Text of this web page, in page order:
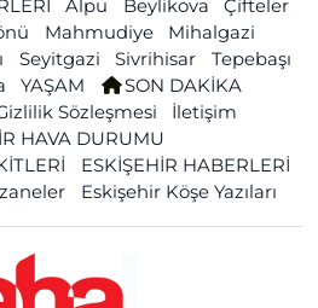
Alpu Beylikova
Çifteler
Mahmudiye
Mihalgazi
Seyitgazi Sivrihisar
Tepebaşı
YAŞAM
SON DAKİKA
Sözleşmesi
İletişim
HAVA DURUMU
ESKİŞEHİR HABERLERİ
Eskişehir Köşe Yazıları